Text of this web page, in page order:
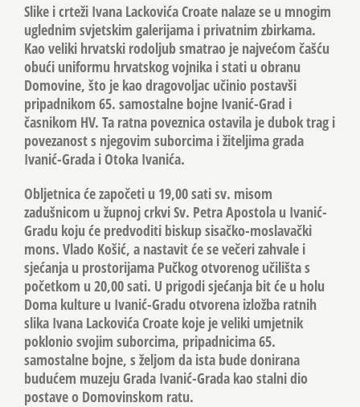
Slike i crteži Ivana Lackovića Croate nalaze se u mnogim
uglednim svjetskim galerijama i privatnim zbirkama.
Kao veliki hrvatski rodoljub smatrao je najvećom čašću
obući uniformu hrvatskog vojnika i stati u obranu
Domovine, što je kao dragovoljac učinio postavši
pripadnikom 65. samostalne bojne Ivanić-Grad i
časnikom HV. Ta ratna poveznica ostavila je dubok trag i
povezanost s njegovim suborcima i žiteljima grada
Ivanić-Grada i Otoka Ivanića.
Obljetnica će započeti u 19,00 sati sv. misom
zadušnicom u župnoj crkvi Sv. Petra Apostola u Ivanić-
Gradu koju će predvoditi biskup sisačko-moslavački
mons. Vlado Košić, a nastavit će se večeri zahvale i
sjećanja u prostorijama Pučkog otvorenog učilišta s
početkom u 20,00 sati. U prigodi sjećanja bit će u holu
Doma kulture u Ivanić-Gradu otvorena izložba ratnih
slika Ivana Lackovića Croate koje je veliki umjetnik
poklonio svojim suborcima, pripadnicima 65.
samostalne bojne, s željom da ista bude donirana
budućem muzeju Grada Ivanić-Grada kao stalni dio
postave o Domovinskom ratu.